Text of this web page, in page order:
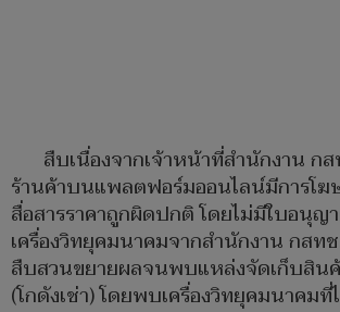
สืบเนื่องจากเจ้าหน้าที่สำนักงาน ก
ร้านค้าบนแพลตฟอร์มออนไลน์มีการโ
สื่อสารราคาถูกผิดปกติ โดยไม่มีใบอนุญ
เครื่องวิทยุคมนาคมจากสำนักงาน กสท
สืบสวนขยายผลจนพบแหล่งจัดเก็บสิน
(โกดังเช่า) โดยพบเครื่องวิทยุคมนาคมที่